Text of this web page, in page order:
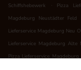
Schiffshebewerk
. Pizza
Magdeburg Neustädter Feld
Lieferservice Magdeburg Neu
Lieferservice Magdeburg Alte
Pizza Lieferservice